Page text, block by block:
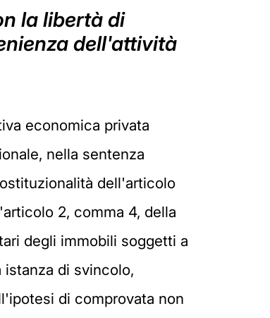
la libertà di
dell'attività
economica privata
nella sentenza
dell'articolo
2, comma 4, della
degli immobili soggetti a
di svincolo,
di comprovata non